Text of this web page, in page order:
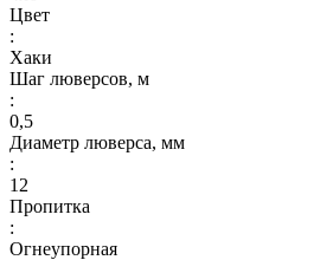
Цвет
:
Хаки
Шаг люверсов, м
:
0,5
Диаметр люверса, мм
:
12
Пропитка
:
Огнеупорная